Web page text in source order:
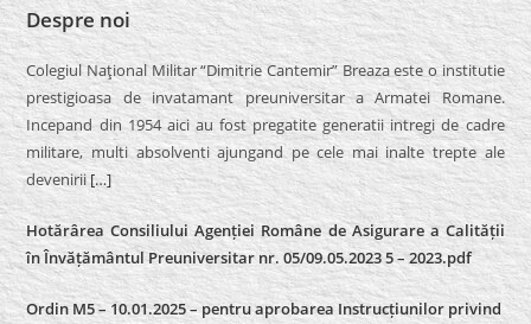
Despre noi
Colegiul Naţional Militar “Dimitrie Cantemir” Breaza este o institutie
prestigioasa de invatamant preuniversitar a Armatei Romane.
Incepand din 1954 aici au fost pregatite generatii intregi de cadre
militare, multi absolventi ajungand pe cele mai inalte trepte ale
devenirii […]
Hotărârea Consiliului Agenției Române de Asigurare a Calității
în Învățământul Preuniversitar nr. 05/09.05.2023 5 – 2023.pdf
Ordin M5 – 10.01.2025 – pentru aprobarea Instrucțiunilor privind